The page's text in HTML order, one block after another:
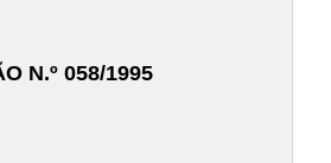
N.º 058/1995